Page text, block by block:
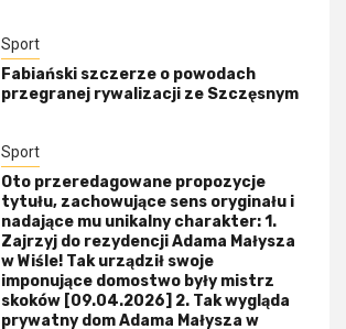
Sport
Fabiański szczerze o powodach
przegranej rywalizacji ze Szczęsnym
Sport
Oto przeredagowane propozycje
tytułu, zachowujące sens oryginału i
nadające mu unikalny charakter: 1.
Zajrzyj do rezydencji Adama Małysza
w Wiśle! Tak urządził swoje
imponujące domostwo były mistrz
skoków [09.04.2026] 2. Tak wygląda
prywatny dom Adama Małysza w